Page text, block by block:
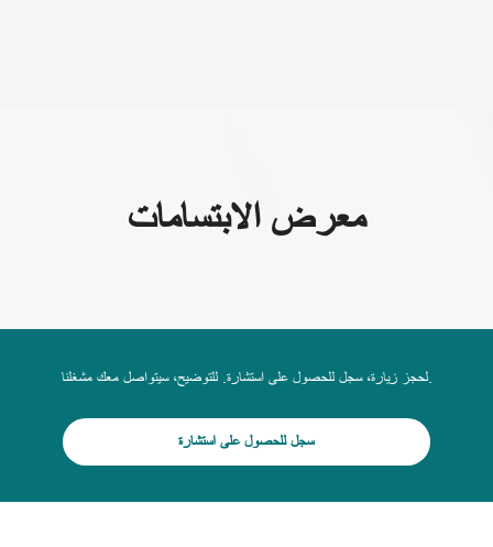
معرض الابتسامات
لحجز زيارة، سجل للحصول على استشارة. للتوضيح، سيتواصل معك مشغلنا.
سجل للحصول على استشارة